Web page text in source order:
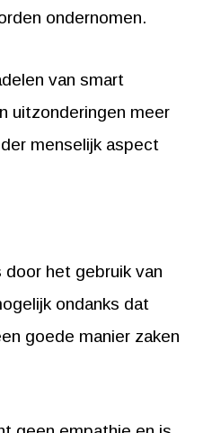
ondernomen.
van smart
uitzonderingen meer
menselijk aspect
het gebruik van
ondanks dat
goede manier zaken